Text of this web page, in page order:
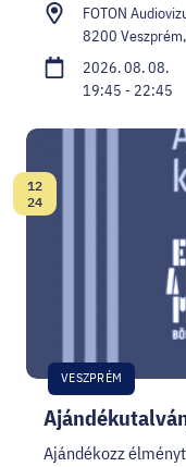
FOTON
8200
2026. 08. 08.
19:45 - 22:45
VESZPRÉM
Dátum:
12
24
Ajándékozz